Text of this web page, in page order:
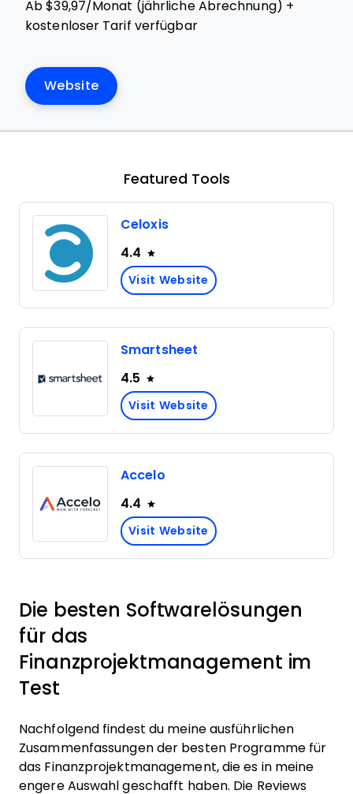
Ab $39,97/Monat (jährliche Abrechnung) +
kostenloser Tarif verfügbar
Website
Featured Tools
Celoxis
4.4
Visit Website
Smartsheet
4.5
Visit Website
Accelo
4.4
Visit Website
Die besten Softwarelösungen
für das
Finanzprojektmanagement im
Test
Nachfolgend findest du meine ausführlichen
Zusammenfassungen der besten Programme für
das Finanzprojektmanagement, die es in meine
engere Auswahl geschafft haben. Die Reviews